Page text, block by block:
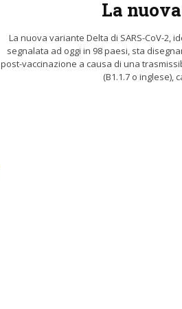
La
La nuova variante Delta di SARS-CoV-2,
segnalata ad oggi in 98 paesi, sta
post-vaccinazione a causa di una
(B1.1.7 o inglese),